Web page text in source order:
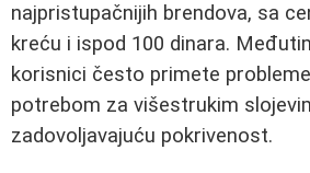
najpristupačnijih brendova, sa
kreću i ispod 100 dinara.
korisnici često primete
potrebom za višestrukim
zadovoljavajuću pokrivenost.